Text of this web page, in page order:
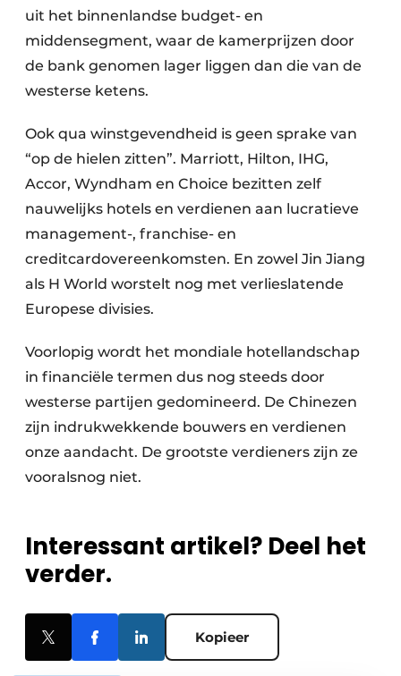
uit het binnenlandse budget- en
middensegment, waar de kamerprijzen door
de bank genomen lager liggen dan die van de
westerse ketens.
Ook qua winstgevendheid is geen sprake van
“op de hielen zitten”. Marriott, Hilton, IHG,
Accor, Wyndham en Choice bezitten zelf
nauwelijks hotels en verdienen aan lucratieve
management-, franchise- en
creditcardovereenkomsten. En zowel Jin Jiang
als H World worstelt nog met verlieslatende
Europese divisies.
Voorlopig wordt het mondiale hotellandschap
in financiële termen dus nog steeds door
westerse partijen gedomineerd. De Chinezen
zijn indrukwekkende bouwers en verdienen
onze aandacht. De grootste verdieners zijn ze
vooralsnog niet.
Interessant artikel? Deel het
verder.
Kopieer